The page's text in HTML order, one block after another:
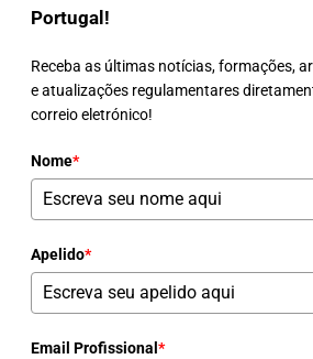
Portugal!
Receba as últimas notícias, formações,
e atualizações regulamentares
correio eletrónico!
Nome*
Apelido*
Email Profissional *